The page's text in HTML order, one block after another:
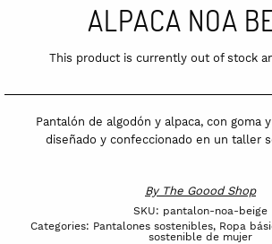
ALPACA NOA
This product is currently out of stock
Pantalón de algodón y alpaca, con goma
diseñado y confeccionado en un taller
By The Goood Shop
SKU: pantalon-noa-beige
Categories: Pantalones sostenibles, Ropa
sostenible de mujer